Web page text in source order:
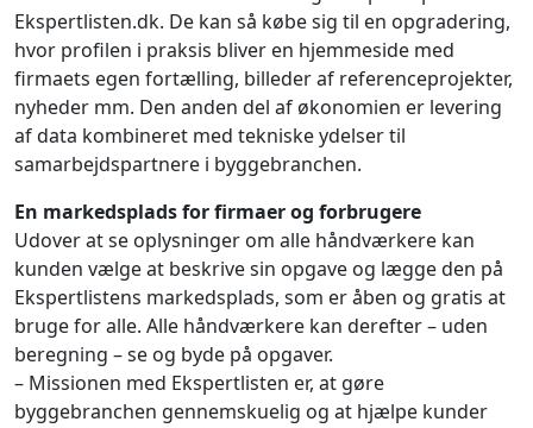
Ekspertlisten.dk. De kan så købe sig til en opgradering,
hvor profilen i praksis bliver en hjemmeside med
firmaets egen fortælling, billeder af referenceprojekter,
nyheder mm. Den anden del af økonomien er levering
af data kombineret med tekniske ydelser til
samarbejdspartnere i byggebranchen.
En markedsplads for firmaer og forbrugere
Udover at se oplysninger om alle håndværkere kan
kunden vælge at beskrive sin opgave og lægge den på
Ekspertlistens markedsplads, som er åben og gratis at
bruge for alle. Alle håndværkere kan derefter – uden
beregning – se og byde på opgaver.
– Missionen med Ekspertlisten er, at gøre
byggebranchen gennemskuelig og at hjælpe kunder